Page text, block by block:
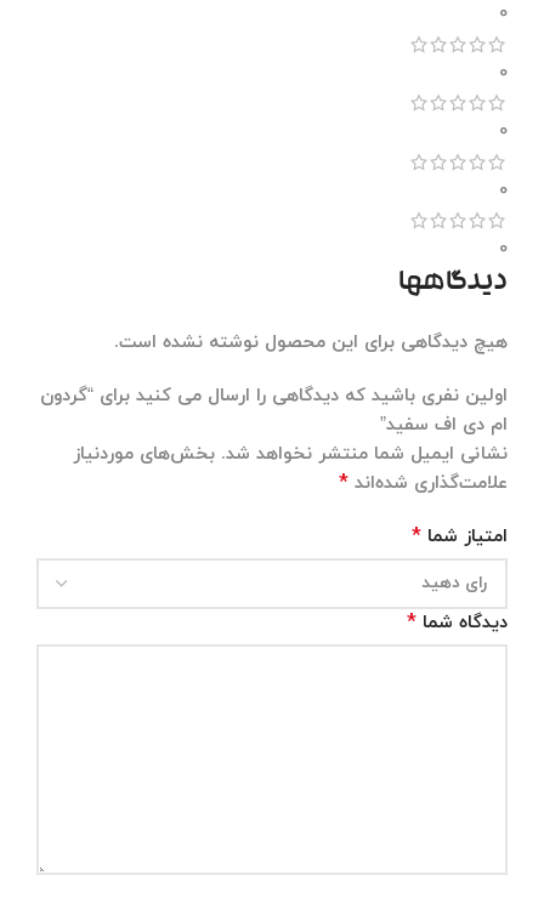
0
0
0
0
0
دیدگاهها
هیچ دیدگاهی برای این محصول نوشته نشده است.
اولین نفری باشید که دیدگاهی را ارسال می کنید برای “گردون
ام دی اف سفید”
نشانی ایمیل شما منتشر نخواهد شد. بخش‌های موردنیاز
علامت‌گذاری شده‌اند *
امتیاز شما *
دیدگاه شما *